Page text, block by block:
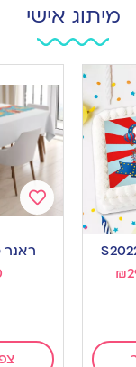
מיתוג אישי
₪